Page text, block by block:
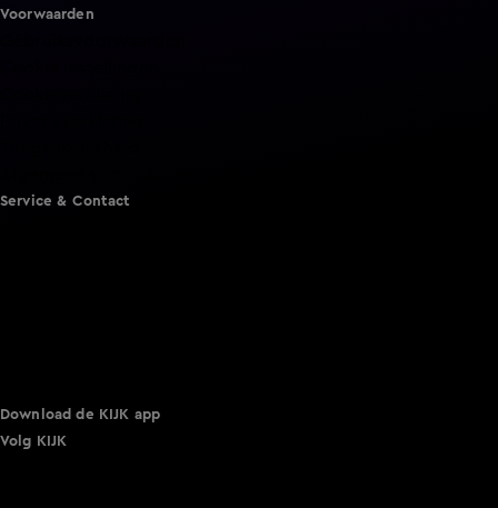
Voorwaarden
Service & Contact
Download de KIJK app
Volg KIJK